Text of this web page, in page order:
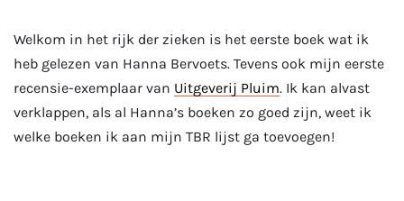
Welkom in het rijk der zieken is het eerste boek wat ik
heb gelezen van Hanna Bervoets. Tevens ook mijn eerste
recensie-exemplaar van Uitgeverij Pluim. Ik kan alvast
verklappen, als al Hanna’s boeken zo goed zijn, weet ik
welke boeken ik aan mijn TBR lijst ga toevoegen!